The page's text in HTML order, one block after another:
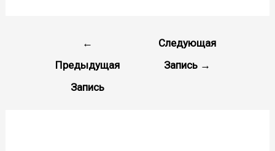
←
Предыдущая
Запись
Следующая
Запись →